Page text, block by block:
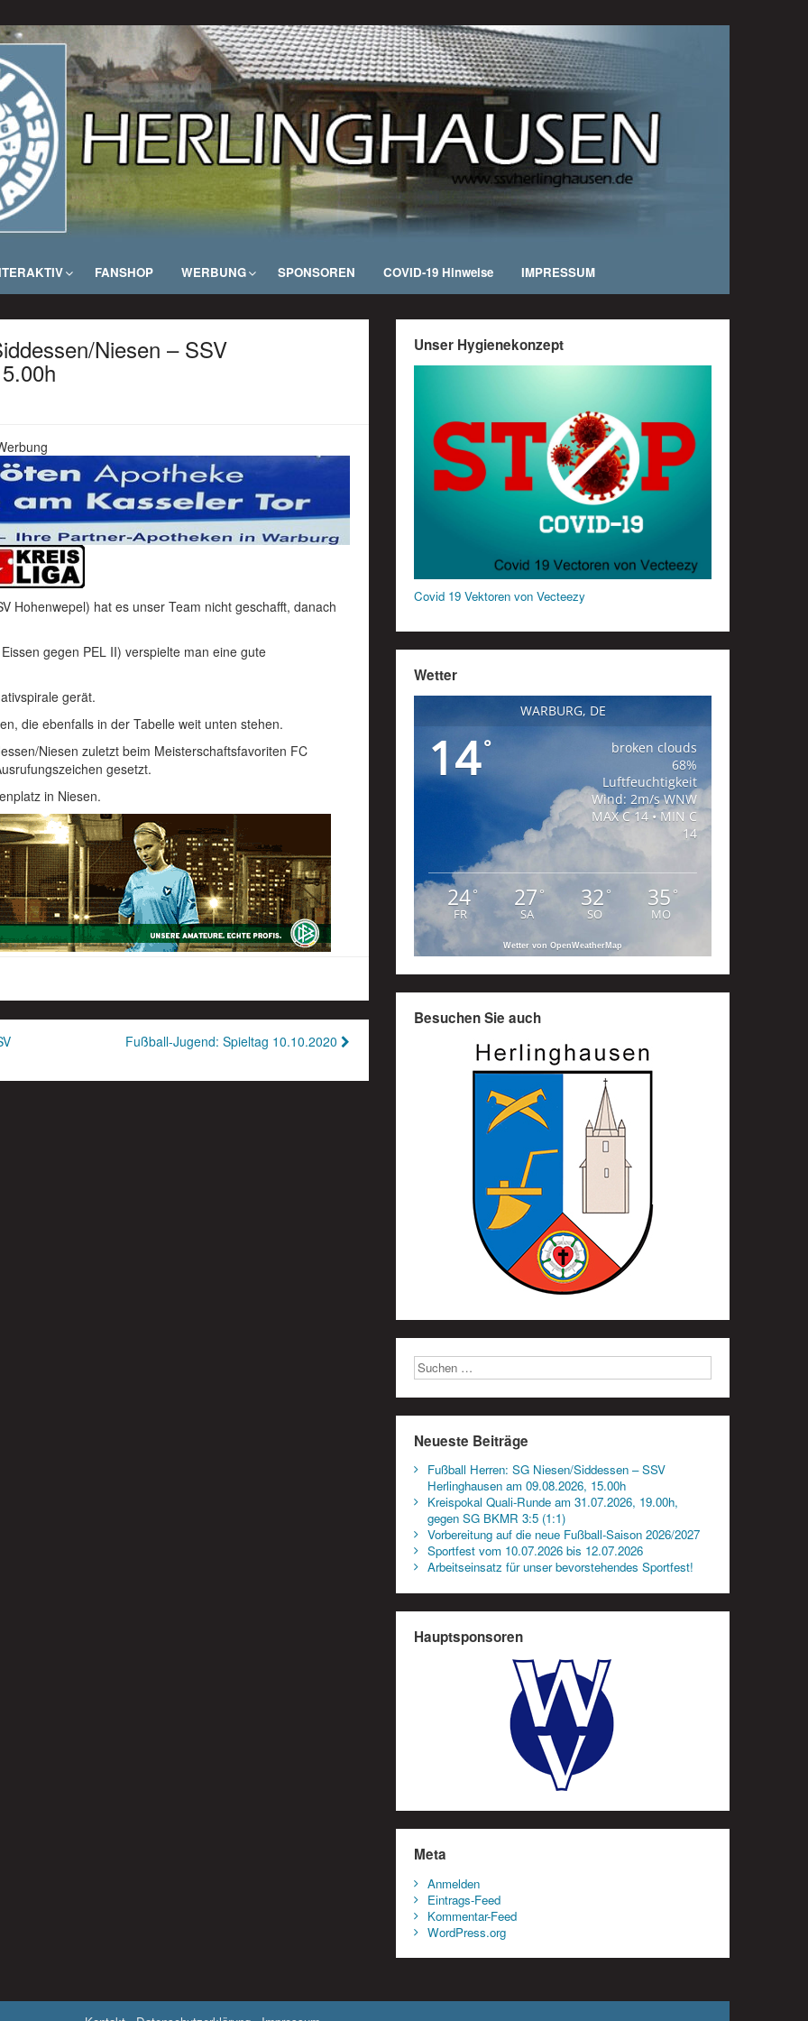
FANSHOP WERBUNG SPONSOREN COVID-19 Hinweise IMPRESSUM
Niesen – SSV
Hohenwepel) hat es unser Team nicht geschafft, danach
gegen PEL II) verspielte man eine gute
gerät.
die ebenfalls in der Tabelle weit unten stehen.
Niesen zuletzt beim Meisterschaftsfavoriten FC
gesetzt.
in Niesen.
Fußball-Jugend: Spieltag 10.10.2020
Unser Hygienekonzept
Covid 19 Vektoren von Vecteezy
Wetter
WARBURG, DE
14°
broken clouds
68%
Luftfeuchtigkeit
Wind: 2m/s WNW
MAX C 14 • MIN C
14
24°
FR
27°
SA
32 °
SO
35 °
MO
Wetter von OpenWeatherMap
Besuchen Sie auch
Neueste Beiträge
Fußball Herren: SG Niesen/Siddessen – SSV
Herlinghausen am 09.08.2026, 15.00h
Kreispokal Quali-Runde am 31.07.2026, 19.00h,
gegen SG BKMR 3:5 (1:1)
Vorbereitung auf die neue Fußball-Saison 2026/2027
Sportfest vom 10.07.2026 bis 12.07.2026
Arbeitseinsatz für unser bevorstehendes Sportfest!
Hauptsponsoren
Meta
Anmelden
Eintrags-Feed
Kommentar-Feed
WordPress.org